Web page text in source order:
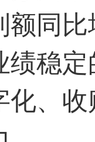
同
绩稳
化、